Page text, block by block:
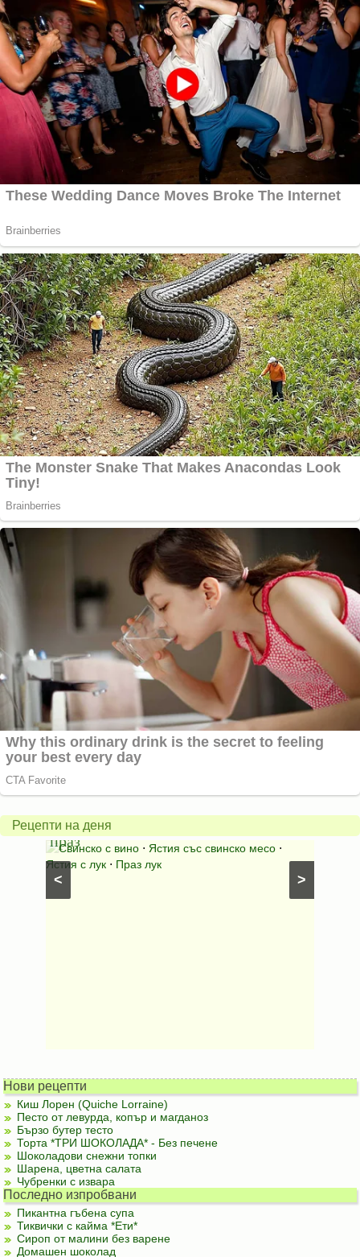
Рецепти на деня
>
<
Свинско
с
праз
Свинско с вино ⋅ Ястия със свинско месо ⋅
Ястия с лук ⋅ Праз лук
с
яйца
Нови рецепти
Киш Лорен (Quiche Lorraine)
Песто от левурда, копър и магданоз
Бързо бутер тесто
Торта *ТРИ ШОКОЛАДА* - Без печене
Шоколадови снежни топки
Шарена, цветна салата
Чубренки с извара
Последно изпробвани
Пикантна гъбена супа
Тиквички с кайма *Ети*
Сироп от малини без варене
Домашен шоколад